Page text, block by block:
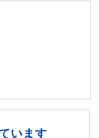
います